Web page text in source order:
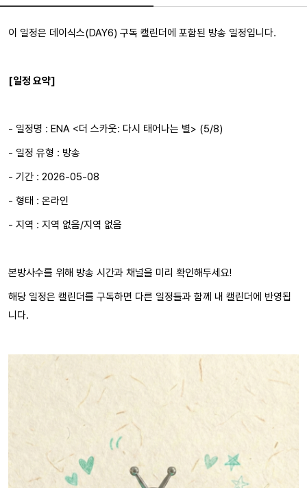
이 일정은 데이식스(DAY6) 구독 캘린더에 포함된 방송 일정입니다.
[일정 요약]
- 일정명 : ENA <더 스카웃: 다시 태어나는 별> (5/8)
- 일정 유형 : 방송
- 기간 : 2026-05-08
- 형태 : 온라인
- 지역 : 지역 없음/지역 없음
본방사수를 위해 방송 시간과 채널을 미리 확인해두세요!
해당 일정은 캘린더를 구독하면 다른 일정들과 함께 내 캘린더에 반영됩
니다.